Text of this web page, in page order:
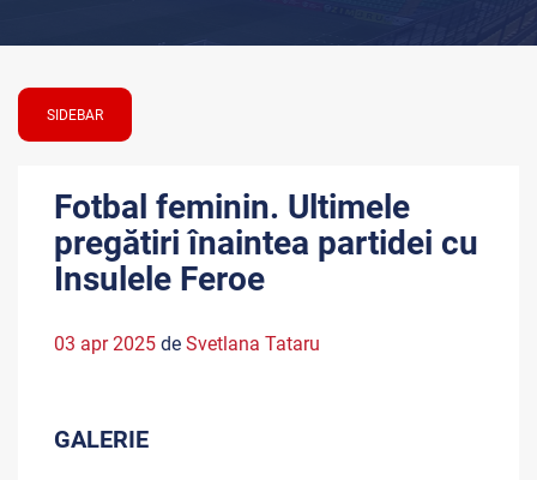
SIDEBAR
Fotbal feminin. Ultimele
pregătiri înaintea partidei cu
Insulele Feroe
03 apr 2025 de Svetlana Tataru
GALERIE